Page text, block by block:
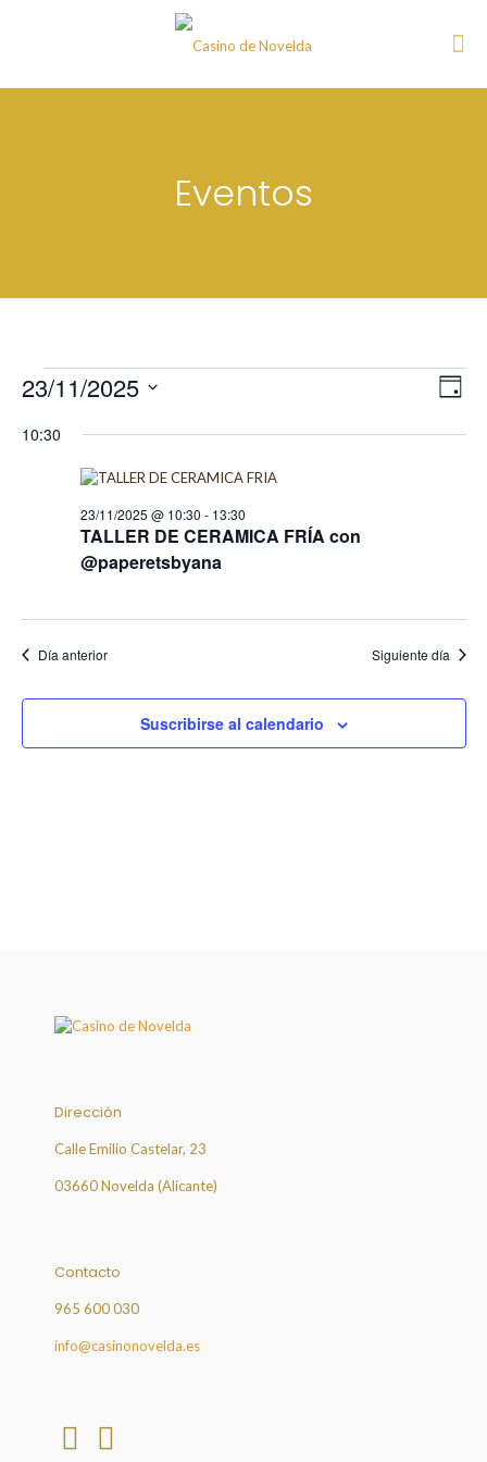
Eventos
Eventos
for
23/11/2025
de
de
Día
23/11/2025
fecha.
10:30
TALLER DE CERAMICA FRÍA con
@paperetsbyana
23/11/2025 @ 10:30 - 13:30
Día anterior Siguiente día
Suscribirse al calendario
Dirección
Calle Emilio Castelar, 23
03660 Novelda (Alicante)
Contacto
965 600 030
info@casinonovelda.es